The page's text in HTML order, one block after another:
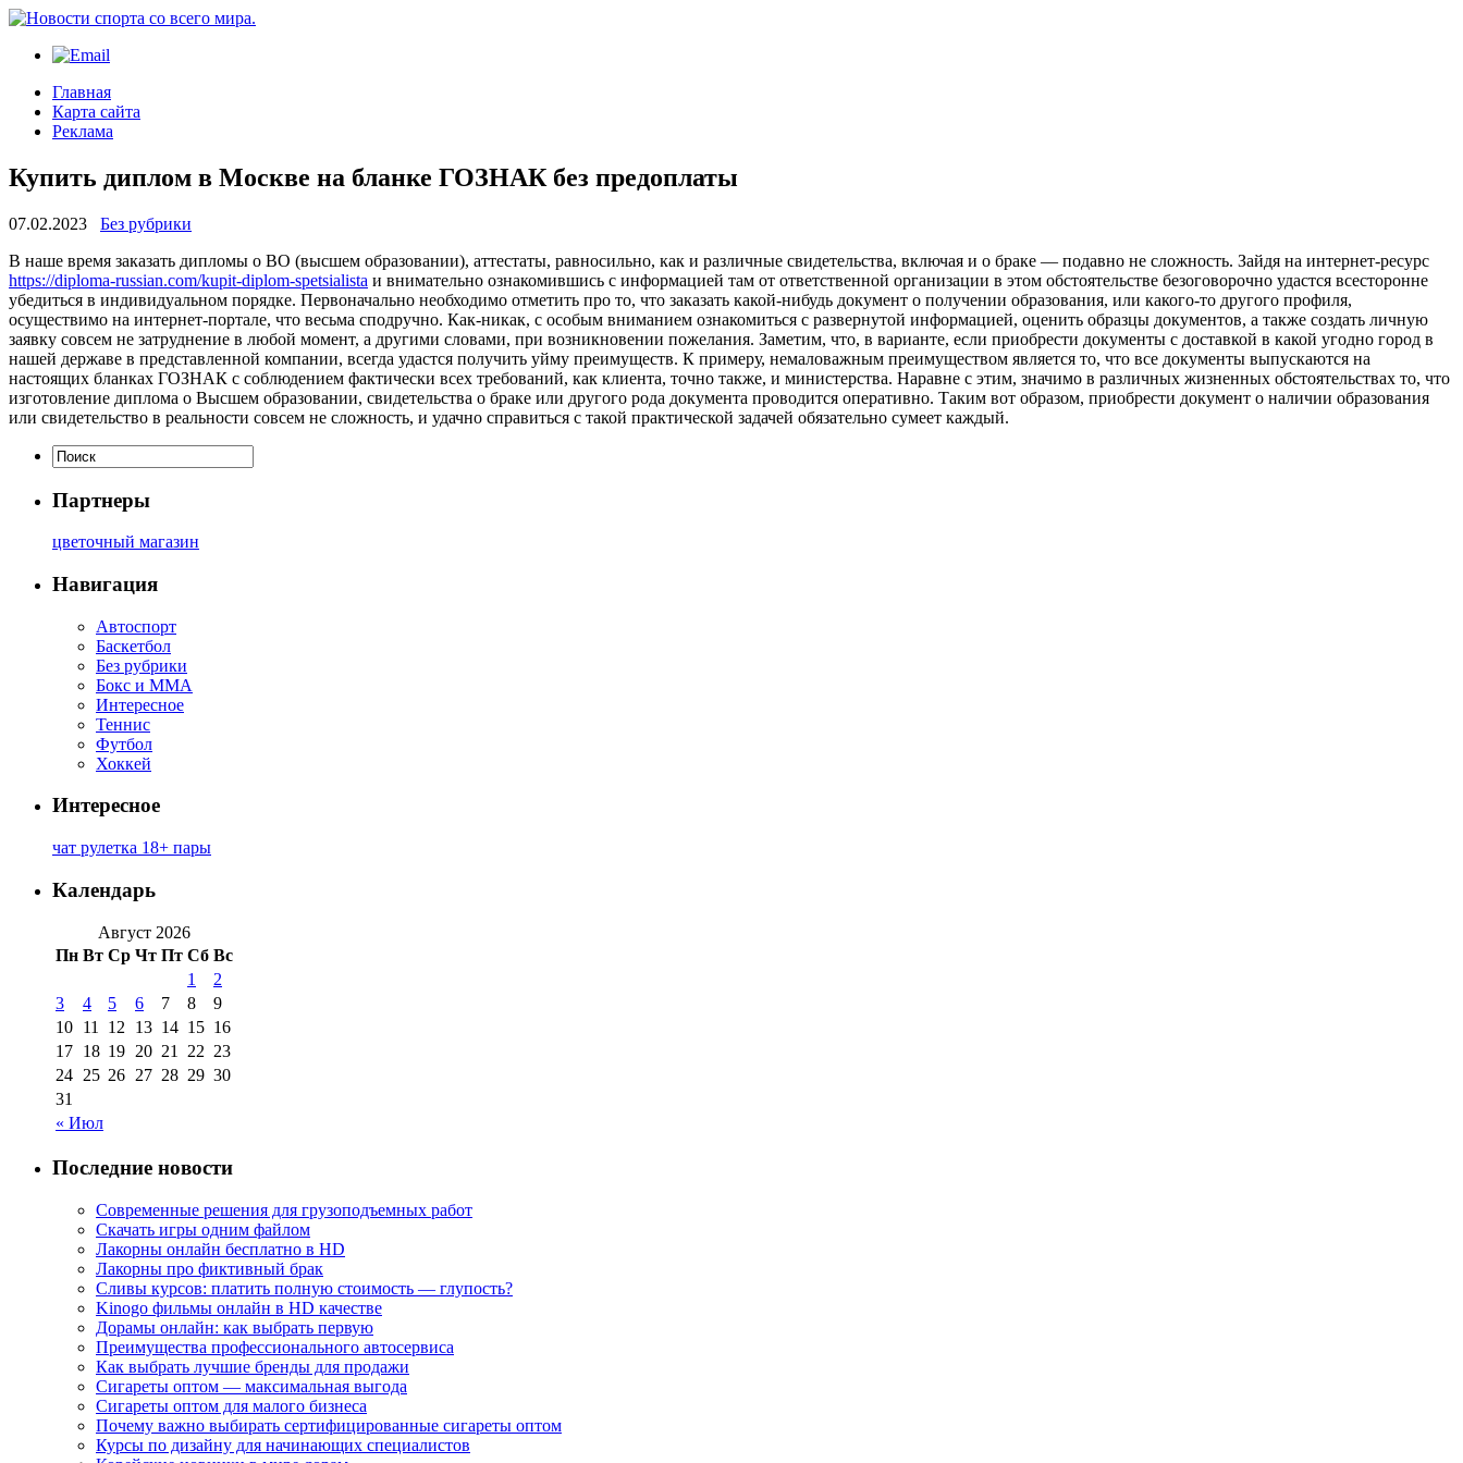
Главная
Карта сайта
Реклама
Купить диплом в Москве на бланке ГОЗНАК без предоплаты
07.02.2023
Без рубрики
В нaшe врeмя заказать дипломы о ВО (высшем образовании), аттестаты, равносильно, как и различные свидетельства, включая и о браке — подавно не сложность. Зайдя на интернет-ресурс
https://diploma-russian.com/kupit-diplom-spetsialista и внимательно ознакомившись с информацией там от ответственной организации в этом обстоятельстве безоговорочно удастся всесторонне
убедиться в индивидуальном порядке. Первоначально необходимо отметить про то, что заказать какой-нибудь документ о получении образования, или какого-то другого профиля,
осуществимо на интернет-портале, что весьма сподручно. Как-никак, с особым вниманием ознакомиться с развернутой информацией, оценить образцы документов, а также создать личную
заявку совсем не затруднение в любой момент, а другими словами, при возникновении пожелания. Заметим, что, в варианте, если приобрести документы с доставкой в какой угодно город в
нашей державе в представленной компании, всегда удастся получить уйму преимуществ. К примеру, немаловажным преимуществом является то, что все документы выпускаются на
настоящих бланках ГОЗНАК с соблюдением фактически всех требований, как клиента, точно также, и министерства. Наравне с этим, значимо в различных жизненных обстоятельствах то, что
изготовление диплома о Высшем образовании, свидетельства о браке или другого рода документа проводится оперативно. Таким вот образом, приобрести документ о наличии образования
или свидетельство в реальности совсем не сложность, и удачно справиться с такой практической задачей обязательно сумеет каждый.
Партнеры
цветочный магазин
Навигация
Автоспорт
Баскетбол
Без рубрики
Бокс и ММА
Интересное
Теннис
Футбол
Хоккей
Интересное
чат рулетка 18+ пары
Календарь
Август 2026
Пн Вт Ср Чт Пт Сб Вс
« Июл
1
2
3
4 5 6 7 8
9
10 11 12 13 14 15 16
17 18 19 20 21 22 23
24 25 26 27 28 29 30
31
Последние новости
Современные решения для грузоподъемных работ
Скачать игры одним файлом
Лакорны онлайн бесплатно в HD
Лакорны про фиктивный брак
Сливы курсов: платить полную стоимость — глупость?
Kinogo фильмы онлайн в HD качестве
Дорамы онлайн: как выбрать первую
Преимущества профессионального автосервиса
Как выбрать лучшие бренды для продажи
Сигареты оптом — максимальная выгода
Сигареты оптом для малого бизнеса
Почему важно выбирать сертифицированные сигареты оптом
Курсы по дизайну для начинающих специалистов